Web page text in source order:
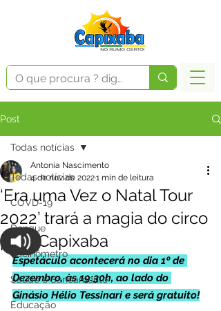
Post
Todas notícias
COVD-19
Dengue
Vacinômetro
Saúde e Saneamento
Educação
Todas notícias
‘Era uma Vez o Natal Tour
2022’ trará a magia do circo
para Capixaba
Antonia Nascimento
4 de nov. de 20221 min de leitura
Espetáculo acontecerá no dia 1º de
Dezembro, às 19:30h, ao lado do
Ginásio Hélio Tessinari e será gratuito!